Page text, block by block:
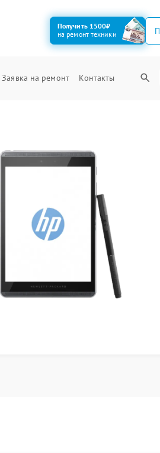
Получить 1500₽
на ремонт техники
Заявка на ремонт Контакты